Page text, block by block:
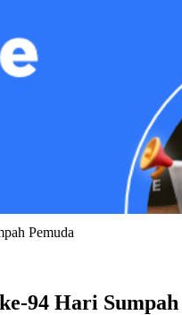
Pemuda
94 Hari Sumpah